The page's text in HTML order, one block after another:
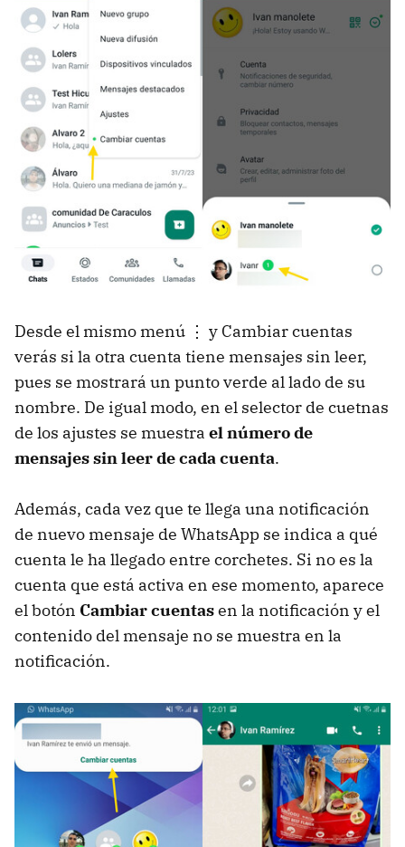
Desde el mismo menú ⋮ y Cambiar cuentas
verás si la otra cuenta tiene mensajes sin leer,
pues se mostrará un punto verde al lado de su
nombre. De igual modo, en el selector de cuetnas
de los ajustes se muestra el número de
mensajes sin leer de cada cuenta.
Además, cada vez que te llega una notificación
de nuevo mensaje de WhatsApp se indica a qué
cuenta le ha llegado entre corchetes. Si no es la
cuenta que está activa en ese momento, aparece
el botón Cambiar cuentasen la notificación y el
contenido del mensaje no se muestra en la
notificación.